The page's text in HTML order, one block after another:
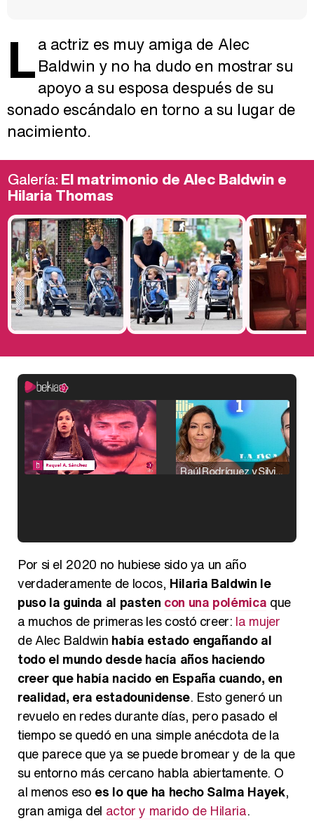
La actriz es muy amiga de Alec
Baldwin y no ha dudo en mostrar su
apoyo a su esposa después de su
sonado escándalo en torno a su lugar de
nacimiento.
Galería:El matrimonio de Alec Baldwin e
Hilaria Thomas
Raúl Rodríguez y Silvia Taulés nos cuentan su papel en 'La familia de la tele'
Belén Esteban: "Estoy emocionada, muy contenta y muy feliz por llegar a RTVE"
Por si el 2020 no hubiese sido ya un año
verdaderamente de locos, Hilaria Baldwin le
puso la guinda al pasten con una polémica que
a muchos de primeras les costó creer: la mujer
de Alec Baldwin había estado engañando al
todo el mundo desde hacía años haciendo
creer que había nacido en España cuando, en
realidad, era estadounidense. Esto generó un
revuelo en redes durante días, pero pasado el
tiempo se quedó en una simple anécdota de la
que parece que ya se puede bromear y de la que
su entorno más cercano habla abiertamente. O
al menos eso es lo que ha hecho Salma Hayek,
gran amiga del actor y marido de Hilaria.